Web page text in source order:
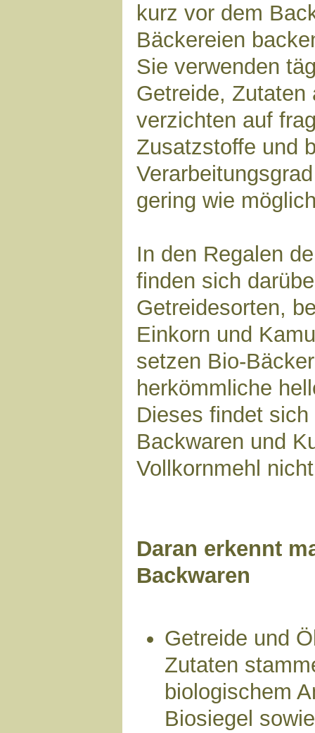
kurz vor dem
Bäckereien
Sie verwenden
Getreide, Zutaten
verzichten auf
Zusatzstoffe und
gering wie
In den Regalen
finden sich
Getreidesorten,
Einkorn und
setzen Bio-
herkömmliche
Dieses findet
Backwaren und
Vollkornmehl
Daran erkennt
Backwaren
Getreide und
Zutaten
biologischem
Biosiegel